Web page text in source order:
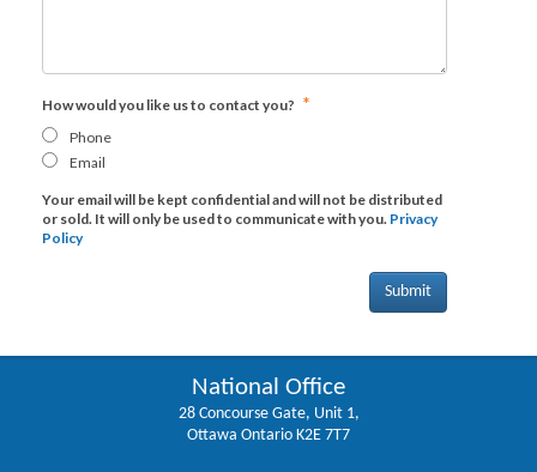
How would you like us to contact you? *
Phone
Email
Your email will be kept confidential and will not be distributed
or sold. It will only be used to communicate with you. Privacy
Policy
National Office
28 Concourse Gate, Unit 1,
Ottawa Ontario K2E 7T7